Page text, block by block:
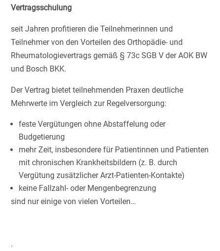
Vertragsschulung
seit Jahren profitieren die Teilnehmerinnen und
Teilnehmer von den Vorteilen des Orthopädie- und
Rheumatologievertrags gemäß § 73c SGB V der AOK BW
und Bosch BKK.
Der Vertrag bietet teilnehmenden Praxen deutliche
Mehrwerte im Vergleich zur Regelversorgung:
feste Vergütungen ohne Abstaffelung oder
Budgetierung
mehr Zeit, insbesondere für Patientinnen und Patienten
mit chronischen Krankheitsbildern (z. B. durch
Vergütung zusätzlicher Arzt-Patienten-Kontakte)
keine Fallzahl- oder Mengenbegrenzung
sind nur einige von vielen Vorteilen…
.